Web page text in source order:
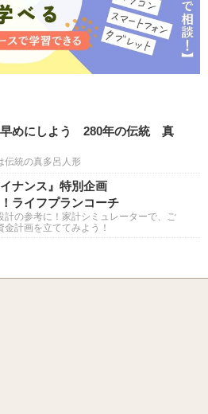
早めにしよう 280年の伝統 真
伝統の真多呂人形
イナンス』特別企画
ライフプランコーチ
計の参考に！家計シミュレーターで、ご
計画を立ててみよう！